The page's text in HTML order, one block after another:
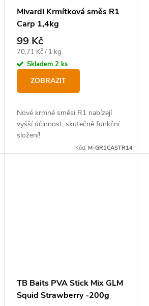
Mivardi Krmítková směs R1
Carp 1,4kg
99 Kč
Měrná
cena:
70,71 Kč / 1 kg
Skladem 2 ks
ZOBRAZIT
Nové krmné směsi R1 nabízejí
vyšší účinnost, skutečně funkční
složení!
Kód: M-GR1CASTR14
TB Baits PVA Stick Mix GLM
Squid Strawberry -200g